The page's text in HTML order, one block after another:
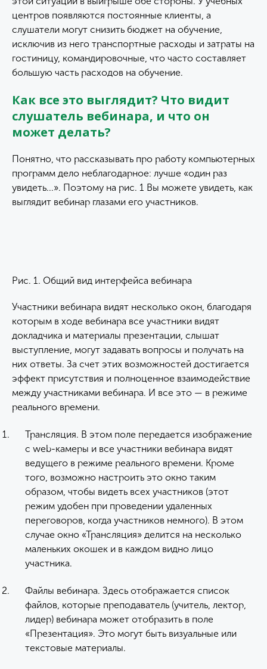
центров появляются постоянные клиенты, а
слушатели могут снизить бюджет на обучение,
исключив из него транспортные расходы и затраты на
гостиницу, командировочные, что часто составляет
большую часть расходов на обучение.
Как все это выглядит? Что видит
слушатель вебинара, и что он
может делать?
Понятно, что рассказывать про работу компьютерных
программ дело неблагодарное: лучше «один раз
увидеть...». Поэтому на рис. 1 Вы можете увидеть, как
выглядит вебинар глазами его участников.
Рис. 1. Общий вид интерфейса вебинара
Участники вебинара видят несколько окон, благодаря
которым в ходе вебинара все участники видят
докладчика и материалы презентации, слышат
выступление, могут задавать вопросы и получать на
них ответы. За счет этих возможностей достигается
эффект присутствия и полноценное взаимодействие
между участниками вебинара. И все это — в режиме
реального времени.
Трансляция. В этом поле передается изображение
с web-камеры и все участники вебинара видят
ведущего в режиме реального времени. Кроме
того, возможно настроить это окно таким
образом, чтобы видеть всех участников (этот
режим удобен при проведении удаленных
переговоров, когда участников немного). В этом
случае окно «Трансляция» делится на несколько
маленьких окошек и в каждом видно лицо
участника.
Файлы вебинара. Здесь отображается список
файлов, которые преподаватель (учитель, лектор,
лидер) вебинара может отобразить в поле
«Презентация». Это могут быть визуальные или
текстовые материалы.